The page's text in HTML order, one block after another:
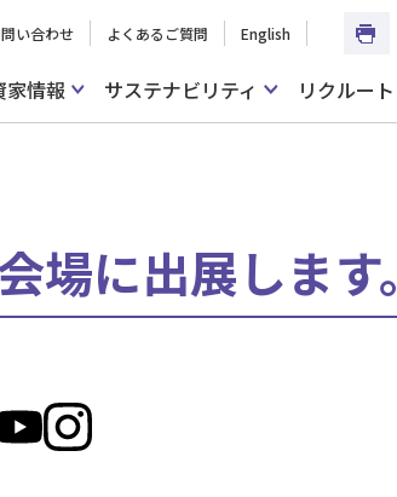
い合わせ よくあるご質問 English
家情報 サステナビリティ リクルート
に出展します。